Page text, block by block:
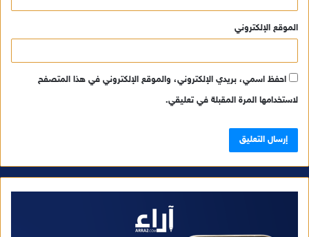
الموقع الإلكتروني
احفظ اسمي، بريدي الإلكتروني، والموقع الإلكتروني في هذا المتصفح
لاستخدامها المرة المقبلة في تعليقي.